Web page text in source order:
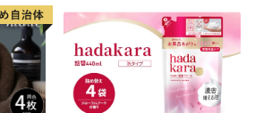
蓄 防災 エコ 消耗品 生活雑貨
生活用品 無香料 トイレット
ペーパー ダブル といれっと
ぺーぱー トイレ クレシア ト
イレットペーパー [BDBH002
-1]